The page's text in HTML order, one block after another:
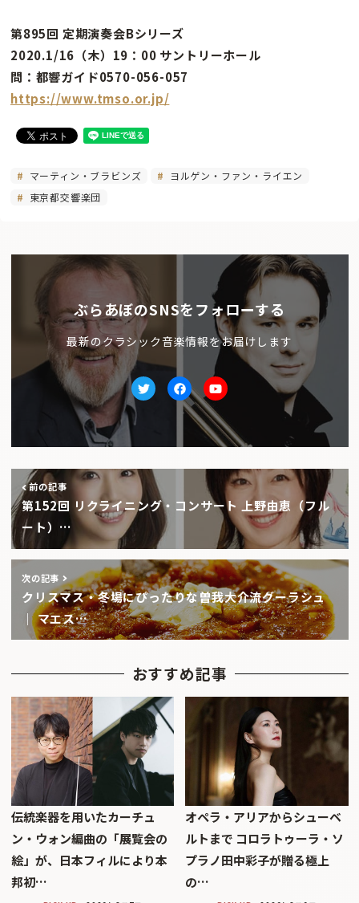
第895回 定期演奏会Bシリーズ
2020.1/16（木）19：00 サントリーホール
問：都響ガイド0570-056-057
https://www.tmso.or.jp/
マーティン・ブラビンズ
ヨルゲン・ファン・ライエン
東京都交響楽団
ぶらあぼのSNSをフォローする
最新のクラシック音楽情報をお届けします
TwitterfacebookYoutube
前の記事
第152回 リクライニング・コンサート 上野由恵（フル
ート）…
次の記事
クリスマス・冬場にぴったりな曽我大介流グーラシュ
｜ マエス…
おすすめ記事
伝統楽器を用いたカーチュ
ン・ウォン編曲の「展覧会の
絵」が、日本フィルにより本
邦初…
オペラ・アリアからシューベ
ルトまで コロラトゥーラ・ソ
プラノ田中彩子が贈る極上
の…